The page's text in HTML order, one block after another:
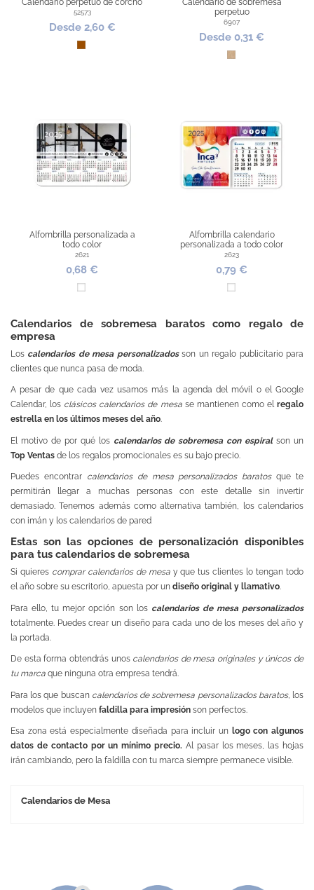
Calendario perpetuo de corcho
52573
Desde 2,60 €
Marrón
Calendario de sobremesa
perpetuo
6907
Desde 0,31 €
Kraft
Alfombrilla personalizada a
todo color
2621
0,68 €
Blanco
Alfombrilla calendario
personalizada a todo color
2623
0,79 €
Blanco
Calendarios de sobremesa baratos como regalo de
empresa
Los calendarios de mesa personalizadosson un regalo publicitario para
clientes que nunca pasa de moda.
A pesar de que cada vez usamos más la agenda del móvil o el Google
Calendar, los clásicos calendarios de mesase mantienen como elregalo
estrella en los últimos meses del año.
El motivo de por qué los calendarios de sobremesa con espiralson un
Top Ventas de los regalos promocionales es su bajo precio.
Puedes encontrar calendarios de mesa personalizados baratosque te
permitirán llegar a muchas personas con este detalle sin invertir
demasiado. Tenemos además como alternativa también, los calendarios
con imán y los calendarios de pared
Estas son las opciones de personalización disponibles
para tus calendarios de sobremesa
Si quieres comprar calendarios de mesay que tus clientes lo tengan todo
el año sobre su escritorio, apuesta por un diseño original y llamativo.
Para ello, tu mejor opción son los calendarios de mesa personalizados
totalmente. Puedes crear un diseño para cada uno de los meses del año y
la portada.
De esta forma obtendrás unos calendarios de mesa originales y únicos de
tu marca que ninguna otra empresa tendrá.
Para los que buscan calendarios de sobremesa personalizados baratos, los
modelos que incluyen faldilla para impresión son perfectos.
Esa zona está especialmente diseñada para incluir unlogo con algunos
datos de contacto por un mínimo precio. Al pasar los meses, las hojas
irán cambiando, pero la faldilla con tu marca siempre permanece visible.
Calendarios de Mesa